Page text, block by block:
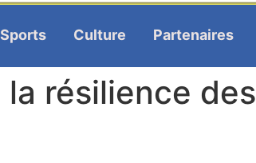
Sports Culture Partenaires
résilience des